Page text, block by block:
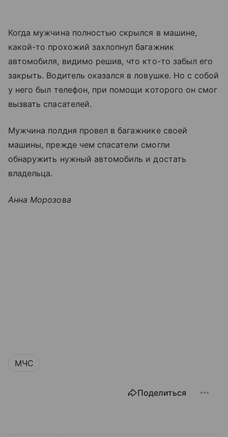
Когда мужчина полностью скрылся в машине,
какой-то прохожий захлопнул багажник
автомобиля, видимо решив, что кто-то забыл его
закрыть. Водитель оказался в ловушке. Но с собой
у него был телефон, при помощи которого он смог
вызвать спасателей.
Мужчина полдня провел в багажнике своей
машины, прежде чем спасатели смогли
обнаружить нужный автомобиль и достать
владельца.
Анна Морозова
МЧС
Поделиться